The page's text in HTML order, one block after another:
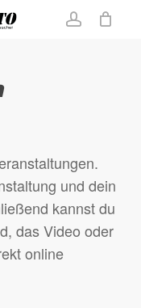
und dein
kannst du
das Video oder
online